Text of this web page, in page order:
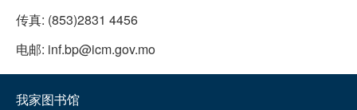
传真: (853)2831 4456
电邮: inf.bp@icm.gov.mo
我家图书馆